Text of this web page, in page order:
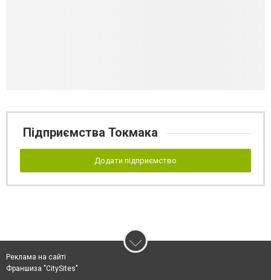
Підприємства Токмака
Додати підприємство
Реклама на сайті
Франшиза "CitySites"